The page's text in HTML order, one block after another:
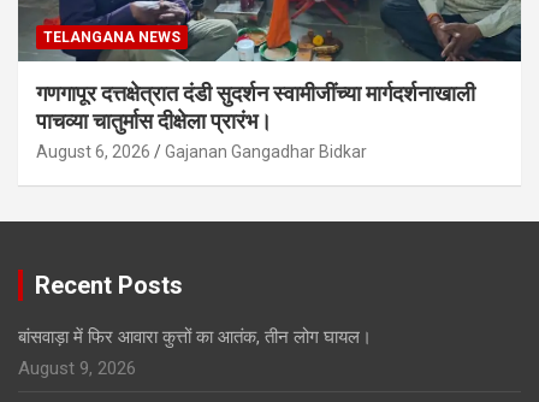
TELANGANA NEWS
गणगापूर दत्तक्षेत्रात दंडी सुदर्शन स्वामीजींच्या मार्गदर्शनाखाली
पाचव्या चातुर्मास दीक्षेला प्रारंभ।
August 6, 2026 Gajanan Gangadhar Bidkar
Recent Posts
बांसवाड़ा में फिर आवारा कुत्तों का आतंक, तीन लोग घायल।
August 9, 2026